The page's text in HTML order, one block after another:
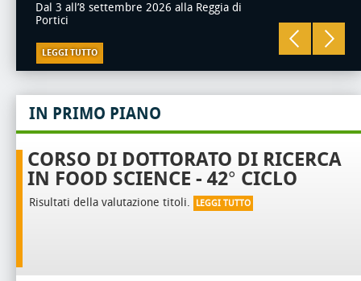
Dal 3 all’8 settembre 2026 alla Reggia di
Portici
LEGGI TUTTO
IN PRIMO PIANO
CORSO DI DOTTORATO DI RICERCA
IN FOOD SCIENCE - 42° CICLO
Risultati della valutazione titoli. LEGGI TUTTO